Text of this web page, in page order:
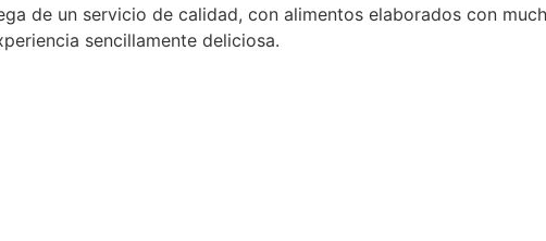
de un servicio de calidad, con alimentos elaborados con
sencillamente deliciosa.